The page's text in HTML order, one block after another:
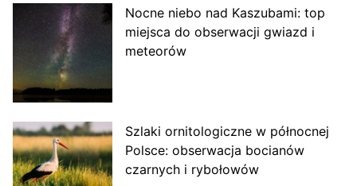
Nocne niebo nad Kaszubami: top
miejsca do obserwacji gwiazd i
meteorów
Szlaki ornitologiczne w północnej
Polsce: obserwacja bocianów
czarnych i rybołowów